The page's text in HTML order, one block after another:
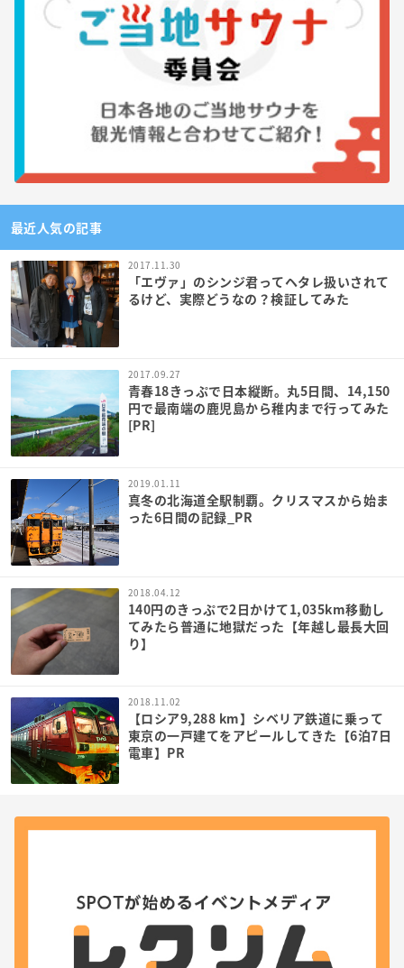
最近人気の記事
2017.11.30
「エヴァ」のシンジ君ってヘタレ扱いされて
るけど、実際どうなの？検証してみた
2017.09.27
青春18きっぷで日本縦断。丸5日間、14,150
円で最南端の鹿児島から稚内まで行ってみた
[PR]
2019.01.11
真冬の北海道全駅制覇。クリスマスから始ま
った6日間の記録_PR
2018.04.12
140円のきっぷで2日かけて1,035km移動し
てみたら普通に地獄だった【年越し最長大回
り】
2018.11.02
【ロシア9,288 km】シベリア鉄道に乗って
東京の一戸建てをアピールしてきた【6泊7日
電車】PR